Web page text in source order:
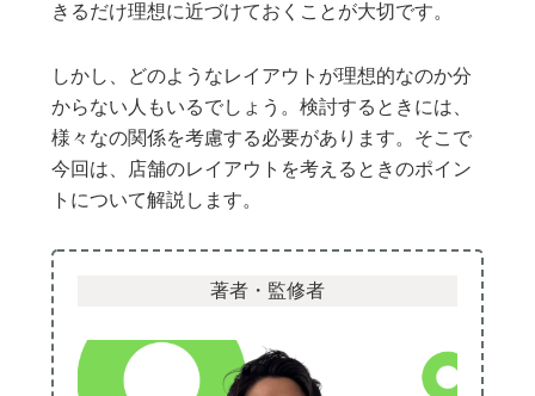
きるだけ理想に近づけておくことが大切です。
しかし、どのようなレイアウトが理想的なのか分
からない人もいるでしょう。検討するときには、
様々なの関係を考慮する必要があります。そこで
今回は、店舗のレイアウトを考えるときのポイン
トについて解説します。
著者・監修者